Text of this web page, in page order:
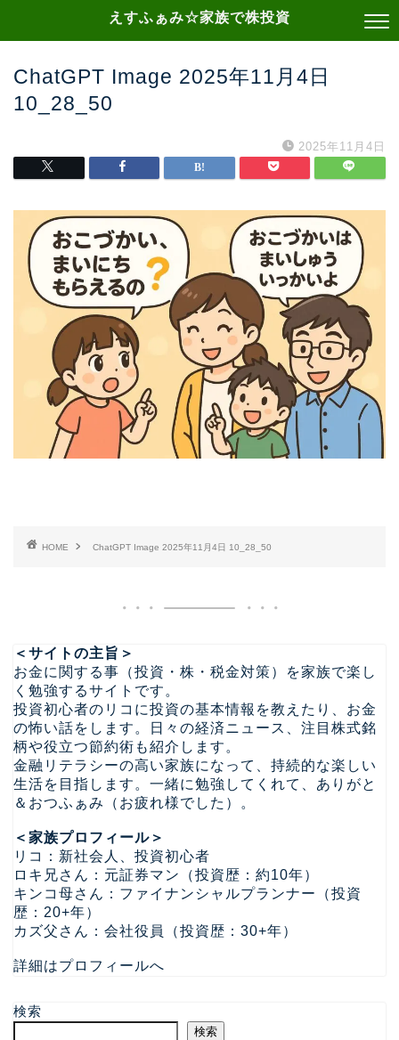
えすふぁみ☆家族で株投資
ChatGPT Image 2025年11月4日
10_28_50
2025年11月4日
HOME ChatGPT Image 2025年11月4日 10_28_50
＜サイトの主旨＞
お金に関する事（投資・株・税金対策）を家族で楽し
く勉強するサイトです。
投資初心者のリコに投資の基本情報を教えたり、お金
の怖い話をします。日々の経済ニュース、注目株式銘
柄や役立つ節約術も紹介します。
金融リテラシーの高い家族になって、持続的な楽しい
生活を目指します。一緒に勉強してくれて、ありがと
＆おつふぁみ（お疲れ様でした）。
＜家族プロフィール＞
リコ：新社会人、投資初心者
ロキ兄さん：元証券マン（投資歴：約10年）
キンコ母さん：ファイナンシャルプランナー（投資
歴：20+年）
カズ父さん：会社役員（投資歴：30+年）
詳細はプロフィールへ
検索
検索